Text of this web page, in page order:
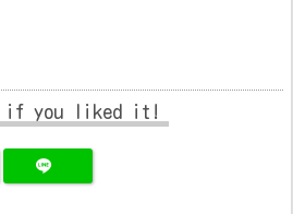
if you liked it!